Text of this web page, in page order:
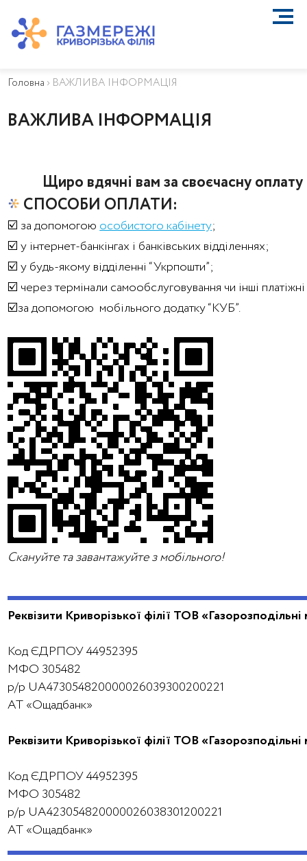
ПРО КОМПАНІЮ
ВАЖЛИВА ІНФОРМАЦІЯ
КАР’ЄРА
КГУ
ОСОБИСТИЙ КАБІНЕТ
Головна › ВАЖЛИВА ІНФОРМАЦІЯ
ВАЖЛИВА ІНФОРМАЦІЯ
Щиро вдячні вам за своєчасну
СПОСОБИ ОПЛАТИ:
☑️ за допомогоюособистого кабінету;
☑️ у інтернет-банкінгах і банківських відділеннях;
☑️ у будь-якому відділенні “Укрпошти”;
☑️ через термінали самообслуговування чи інші
☑️за допомогою мобільного додатку “КУБ”.
Скануйте та завантажуйте з мобільного!
Реквізити Криворізької філії ТОВ
Код ЄДРПОУ 44952395
МФО 305482
р/р UA473054820000026039300200221
АТ «Ощадбанк»
Реквізити Криворізької філії ТОВ
Код ЄДРПОУ 44952395
МФО 305482
р/р UA423054820000026038301200221
АТ «Ощадбанк»